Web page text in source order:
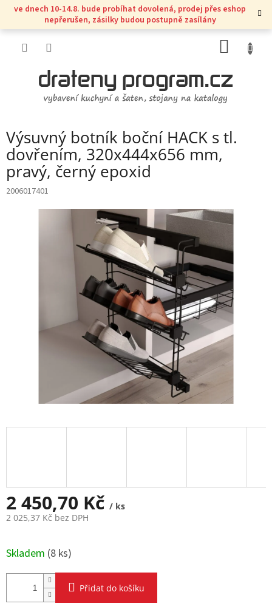
Přejít
obsah
ve dnech 10-14.8. bude probíhat dovolená, prodej přes eshop
nepřerušen, zásilky budou postupně zasílány
KOŠÍK
Výsuvný botník boční HACK s tl.
dovřením, 320x444x656 mm,
pravý, černý epoxid
2006017401
2 450,70 Kč / ks
2 025,37 Kč bez DPH
cena:
Skladem (8 ks)
Přidat do košíku